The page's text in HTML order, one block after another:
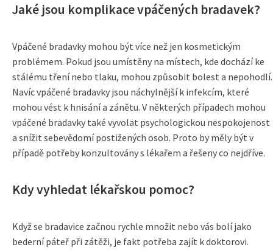
Jaké jsou komplikace vpáčených bradavek?
Vpáčené bradavky mohou být více než jen kosmetickým
problémem. Pokud jsou umístěny na místech, kde dochází ke
stálému tření nebo tlaku, mohou způsobit bolest a nepohodlí.
Navíc vpáčené bradavky jsou náchylnější k infekcím, které
mohou vést k hnisání a zánětu. V některých případech mohou
vpáčené bradavky také vyvolat psychologickou nespokojenost
a snížit sebevědomí postižených osob. Proto by měly být v
případě potřeby konzultovány s lékařem a řešeny co nejdříve.
Kdy vyhledat lékařskou pomoc?
Když se bradavice začnou rychle množit nebo vás bolí jako
bederní páteř při zátěži, je fakt potřeba zajít k doktorovi.